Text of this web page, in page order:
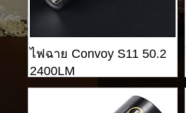
ไฟฉาย Convoy S11 50.2
2400LM